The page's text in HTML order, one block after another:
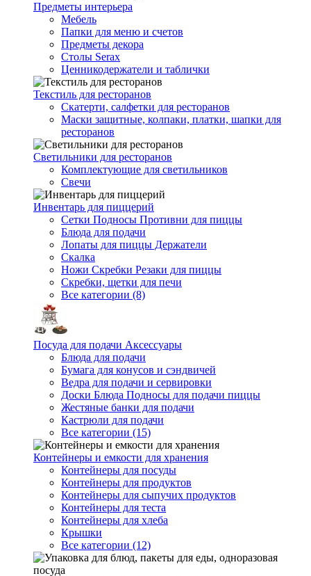
Предметы интерьера
Мебель
Папки для меню и счетов
Предметы декора
Столы Serax
Ценникодержатели и таблички
Текстиль для ресторанов
Скатерти, салфетки для ресторанов
Маски защитные, колпаки, платки, шапки для
ресторанов
Светильники для ресторанов
Комплектующие для светильников
Свечи
Инвентарь для пиццерий
Сетки Подносы Противни для пиццы
Блюда для подачи
Лопаты для пиццы Держатели
Скалка
Ножи Скребки Резаки для пиццы
Скребки, щетки для печи
Все категории (8)
Посуда для подачи Аксессуары
Блюда для подачи
Бумага для конусов и сэндвичей
Ведра для подачи и сервировки
Доски Блюда Подносы для подачи пиццы
Жестяные банки для подачи
Кастрюли для подачи
Все категории (15)
Контейнеры и емкости для хранения
Контейнеры для посуды
Контейнеры для продуктов
Контейнеры для сыпучих продуктов
Контейнеры для теста
Контейнеры для хлеба
Крышки
Все категории (12)